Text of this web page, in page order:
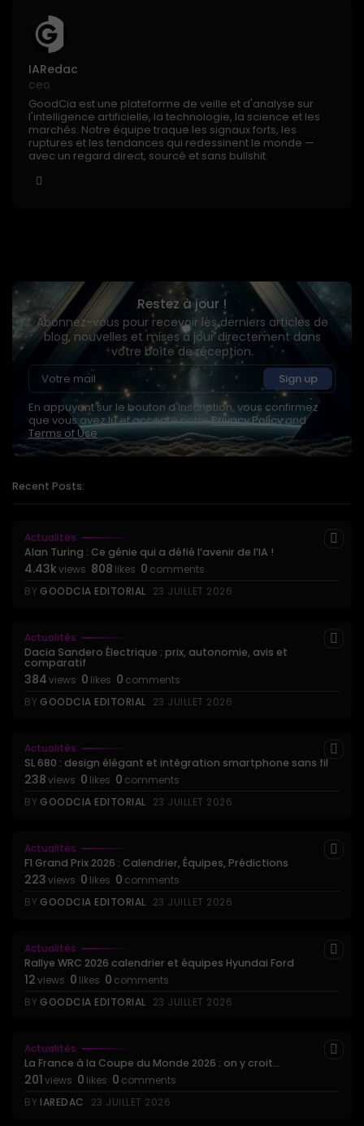
IARedac
ceo
GoodCia est une plateforme de veille et d'analyse sur
l'intelligence artificielle, la technologie, la science et les
marchés. Notre équipe traque les signaux forts, les
ruptures et les tendances qui redessinent le monde —
avec un regard direct, sourcé et sans bullshit.
Restez à jour !
Abonnez-vous pour recevoir les derniers articles de
blog, nouvelles et mises à jour directement dans
votre boîte de réception.
En appuyant sur le bouton d'inscription, vous confirmez
que vous avez lu et accepté notrePrivacy Policyand
Terms of Use
Recent Posts:
Actualités
Alan Turing : Ce génie qui a défié l’avenir de l’IA !
4.43kviews 808 likes 0 comments
BY GOODCIA EDITORIAL 23 JUILLET 2026
Actualités
Dacia Sandero Électrique : prix, autonomie, avis et
comparatif
384views 0 likes 0 comments
BY GOODCIA EDITORIAL 23 JUILLET 2026
Actualités
SL 680 : design élégant et intégration smartphone sans fil
238views 0 likes 0 comments
BY GOODCIA EDITORIAL 23 JUILLET 2026
Actualités
F1 Grand Prix 2026 : Calendrier, Équipes, Prédictions
223views 0 likes 0 comments
BY GOODCIA EDITORIAL 23 JUILLET 2026
Actualités
Rallye WRC 2026 calendrier et équipes Hyundai Ford
12views 0 likes 0 comments
BY GOODCIA EDITORIAL 23 JUILLET 2026
Actualités
La France à la Coupe du Monde 2026 : on y croit...
201views 0 likes 0 comments
BY IAREDAC 23 JUILLET 2026